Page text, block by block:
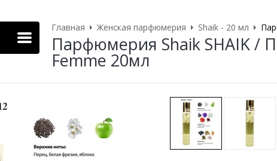
Главная Женская парфюмерия Shaik - 20 мл
Парфюмерия Shaik SHAIK /
Femme 20мл